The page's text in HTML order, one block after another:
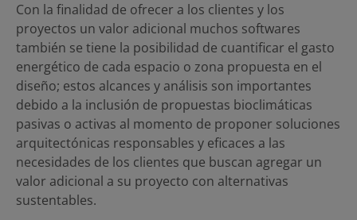
Con la finalidad de ofrecer a los clientes y los
proyectos un valor adicional muchos softwares
también se tiene la posibilidad de cuantificar el gasto
energético de cada espacio o zona propuesta en el
diseño; estos alcances y análisis son importantes
debido a la inclusión de propuestas bioclimáticas
pasivas o activas al momento de proponer soluciones
arquitectónicas responsables y eficaces a las
necesidades de los clientes que buscan agregar un
valor adicional a su proyecto con alternativas
sustentables.